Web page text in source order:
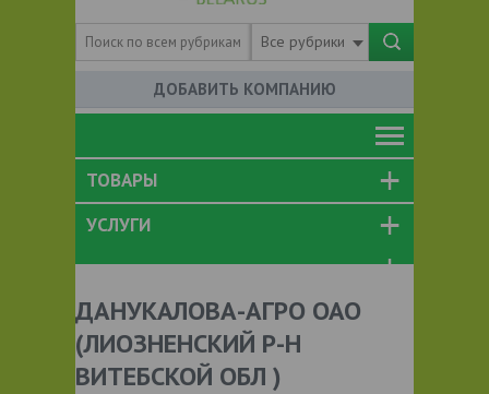
Все рубрики
ДОБАВИТЬ КОМПАНИЮ
ТОВАРЫ
УСЛУГИ
ДАНУКАЛОВА-АГРО ОАО
(ЛИОЗНЕНСКИЙ Р-Н
ВИТЕБСКОЙ ОБЛ )